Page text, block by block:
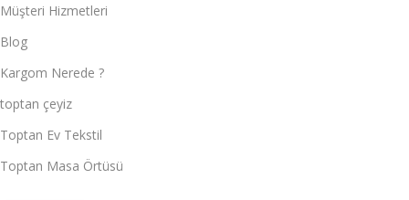
Müşteri Hizmetleri
Blog
Kargom Nerede ?
toptan çeyiz
Toptan Ev Tekstil
Toptan Masa Örtüsü